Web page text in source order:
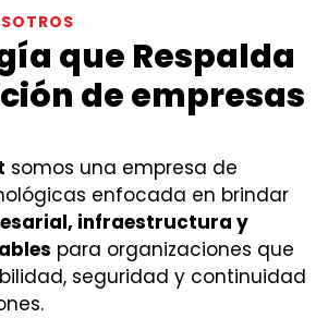
para un
digital en
movimiento
tu información y tu operación
diaria.
Con Un Especialista
que Respalda
de empresas
somos una empresa de
enfocada en brindar
infraestructura y
para organizaciones que
seguridad y continuidad